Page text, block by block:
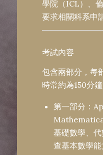
學院（ICL）、
要求相關科系申
考試內容
包含兩部分，每
時常約為150分鐘
第一部分：
基礎數學、
查基本數學能